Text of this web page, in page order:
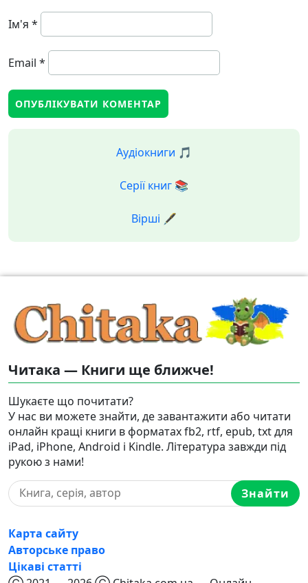
Ім'я *
Email *
Аудіокниги 🎵
Серії книг 📚
Вірші 🖋️
Читака — Книги ще ближче!
Шукаєте що почитати?
У нас ви можете знайти, де завантажити або читати
онлайн кращі книги в форматах fb2, rtf, epub, txt для
iPad, iPhone, Android і Kindle. Література завжди під
рукою з нами!
Знайти
Карта сайту
Авторське право
Цікаві статті